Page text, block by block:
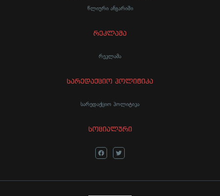
წლიური ანგარიში
რეკლამა
რეკლამა
სარედაქციო პოლიტიკა
სარედაქციო პოლიტიკა
სოციალური